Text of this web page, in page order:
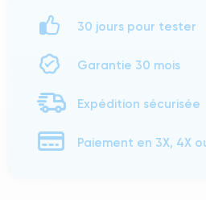
30 jours pour tester
Garantie 30 mois
Expédition sécurisée
Paiement en 3X, 4X